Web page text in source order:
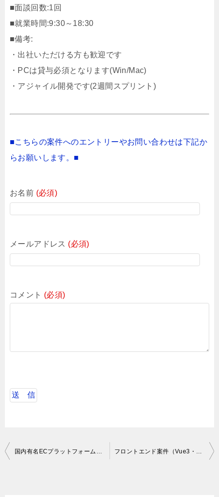
■面談回数:1回
■就業時間:9:30～18:30
■備考:
・出社いただける方も歓迎です
・PCは貸与必須となります(Win/Mac)
・アジャイル開発です(2週間スプリント)
■こちらの案件へのエントリーやお問い合わせは下記か
らお願いします。■
お名前 (必須)
メールアドレス (必須)
コメント (必須)
投
国内有名ECプラットフォームSaaS開発（Ruby） フロントエンド案件（Vue3・Nuxt3）